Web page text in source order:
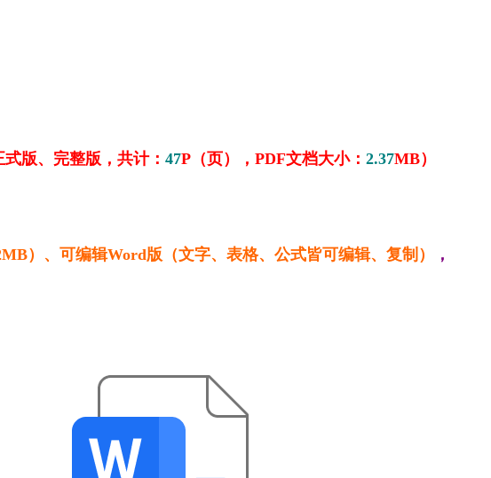
式版、完整版，共计：47P（页），PDF文档大小：2.37MB）
）、可编辑Word版（文字、表格、公式皆可编辑、复制）
，